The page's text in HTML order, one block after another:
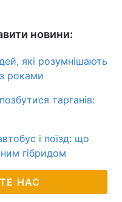
новини:
які розумнішають
роками
тарганів:
і поїзд: що
гібридом
НАС